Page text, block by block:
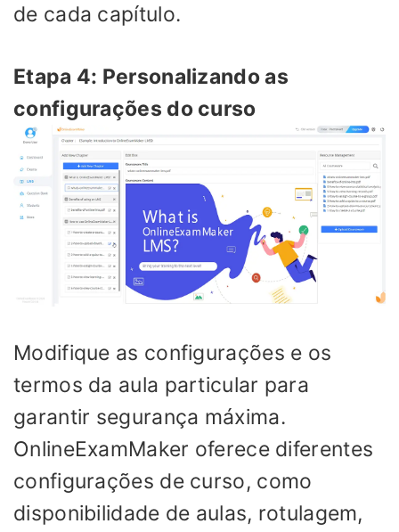
de cada capítulo.
Etapa 4: Personalizando as
configurações do curso
Modifique as configurações e os
termos da aula particular para
garantir segurança máxima.
OnlineExamMaker oferece diferentes
configurações de curso, como
disponibilidade de aulas, rotulagem,